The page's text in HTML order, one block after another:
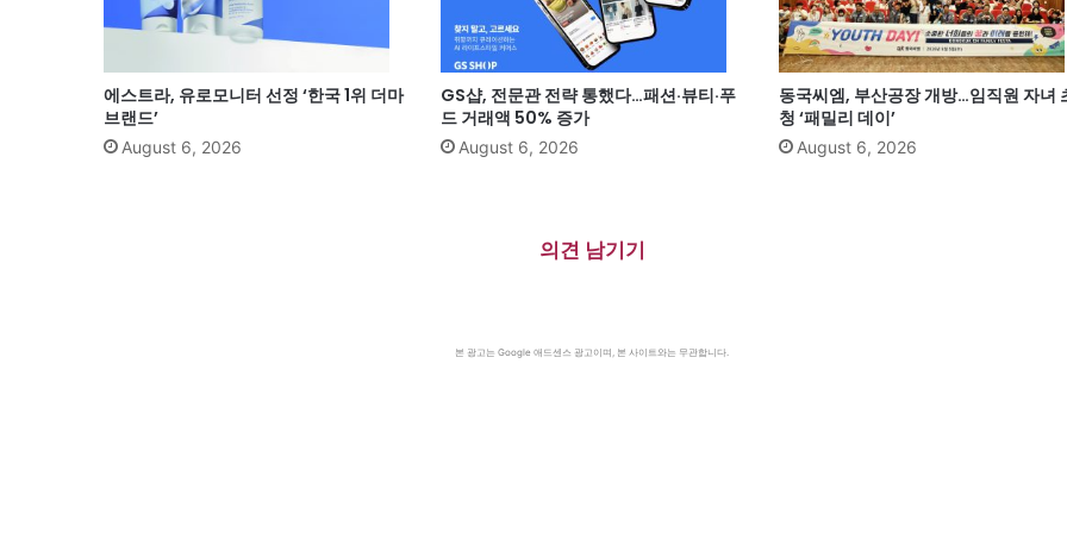
에스트라, 유로모니터 선정 ‘한국 1위 더마
브랜드’
August 6, 2026
GS샵, 전문관 전략 통했다…패션·뷰티·푸
드 거래액 50% 증가
August 6, 2026
동국씨엠, 부산공장 개방…임직원 자녀
청 ‘패밀리 데이’
August 6, 2026
의견 남기기
본 광고는 Google 애드센스 광고이며, 본 사이트와는 무관합니다.